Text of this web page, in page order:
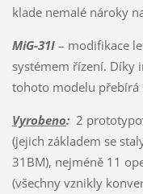
klade nemalé nároky
MiG-31I– modifikace
systémem řízení. Díky
tohoto modelu přebírá
Vyrobeno:2
(jejich základem se
31BM), nejméně 11
(všechny vznikly